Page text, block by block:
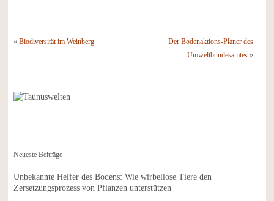
« Biodiversität im Weinberg
Der Bodenaktions-Planer des
Umweltbundesamtes»
Neueste Beiträge
Unbekannte Helfer des Bodens: Wie wirbellose Tiere den
Zersetzungsprozess von Pflanzen unterstützen